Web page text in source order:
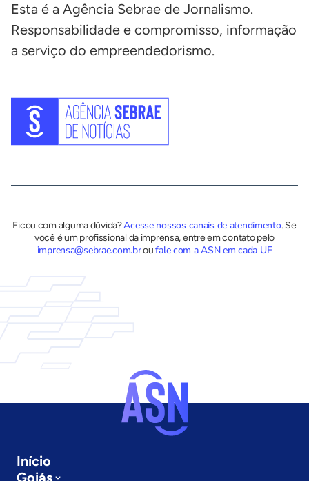
Esta é a Agência Sebrae de Jornalismo.
Responsabilidade e compromisso, informação
a serviço do empreendedorismo.
Ficou com alguma dúvida?Acesse nossos canais de atendimento.Se
você é um profissional da imprensa, entre em contato pelo
imprensa@sebrae.com.broufale com a ASN em cada UF
Início